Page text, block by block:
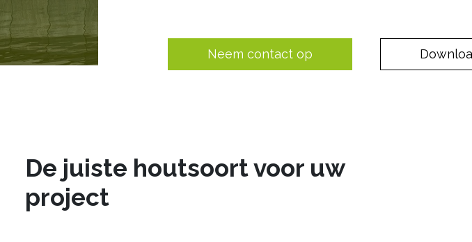
Neem contact op
De juiste houtsoort voor uw
project